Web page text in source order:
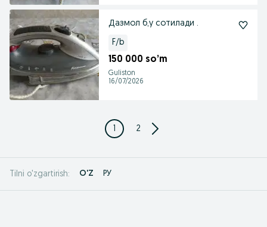
Дазмол б,у сотилади .
F/b
150 000 so’m
Guliston
16/07/2026
1 2
Tilni o'zgartirish: O'Z РУ